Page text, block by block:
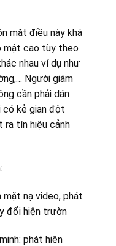
mặt điều này khá
mật cao tùy theo
nhau ví dụ như
Người giám
cần phải dán
có kẻ gian đột
ra tín hiệu cảnh
mặt nạ video, phát
đổi hiện trườn
phát hiện